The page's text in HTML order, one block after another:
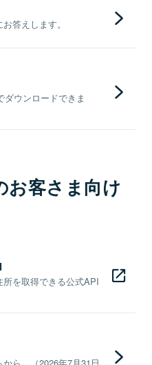
答えします。
ウンロードできま
お客さま向け
を取得できる公式API